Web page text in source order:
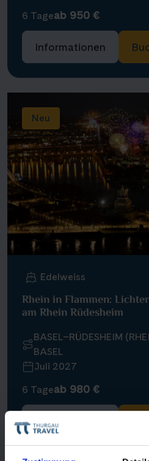
6 Tageab 950 €
Informationen
Neu
Edelweiss
Rhein in Flammen:
am Rhein Rüdesheim
BASEL–RÜDESHEIM
BASEL
Juli 2027
6 Tageab 980 €
Informationen